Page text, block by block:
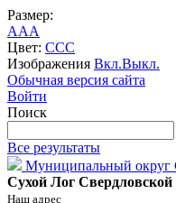
Размер:
AAA
Цвет: CCC
Изображения Вкл.Выкл.
Обычная версия сайта
Войти
Поиск
Все результаты
Муниципальный округ
Сухой Лог
Наш адрес